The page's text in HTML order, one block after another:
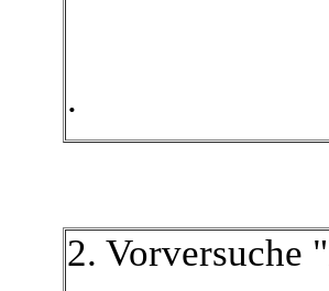
.
2. Vorversuche